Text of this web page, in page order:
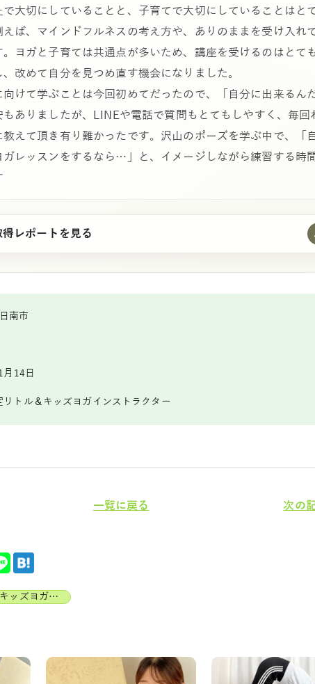
大切にしていることと、子育てで大切にしていることはと
えば、マインドフルネスの考え方や、ありのままを受け入れ
ヨガと子育ては共通点が多いため、講座を受けるのはとても
改めて自分を見つめ直す機会になりました。
向けて学ぶことは今回初めてだったので、「自分に出来るん
ありましたが、LINEや電話で質問もとてもしやすく、毎回
教えて頂き有り難かったです。沢山のポーズを学ぶ中で、「自
ガレッスンをするなら…」と、イメージしながら練習する時
レポートを見る
南市
月14日
リトル＆キッズヨガインストラクター
一覧に戻る 次の
JAHA認定リトル＆キッズヨガインストラクター